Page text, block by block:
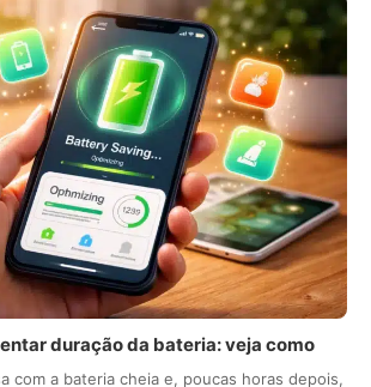
duração da bateria: veja como
com a bateria cheia e, poucas horas depois,